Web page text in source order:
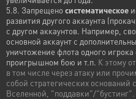
5.8. Запрещеносистематическое
развития другого аккаунта
с другом аккаунтов. Например,
основной аккаунт с
уничтожение флота одного игрока
проигрышном бою и т.п. К этому
в том числе через атаку или
собой стратегических оснований
Вселенной, "поддавки"/"бустинг".